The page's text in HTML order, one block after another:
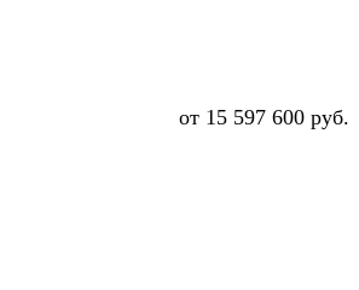
от 15 597 600 руб.